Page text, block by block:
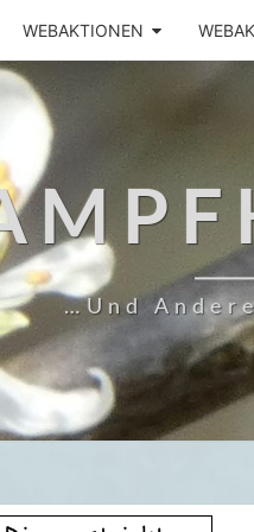
WEBAKTIONEN
…und